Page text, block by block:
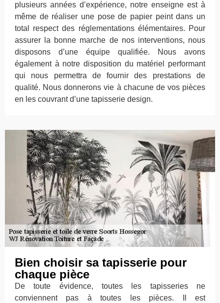
plusieurs années d’expérience, notre enseigne est à
même de réaliser une pose de papier peint dans un
total respect des réglementations élémentaires. Pour
assurer la bonne marche de nos interventions, nous
disposons d’une équipe qualifiée. Nous avons
également à notre disposition du matériel performant
qui nous permettra de fournir des prestations de
qualité. Nous donnerons vie à chacune de vos pièces
en les couvrant d’une tapisserie design.
Bien choisir sa tapisserie pour
chaque pièce
De toute évidence, toutes les tapisseries ne
conviennent pas à toutes les pièces. Il est